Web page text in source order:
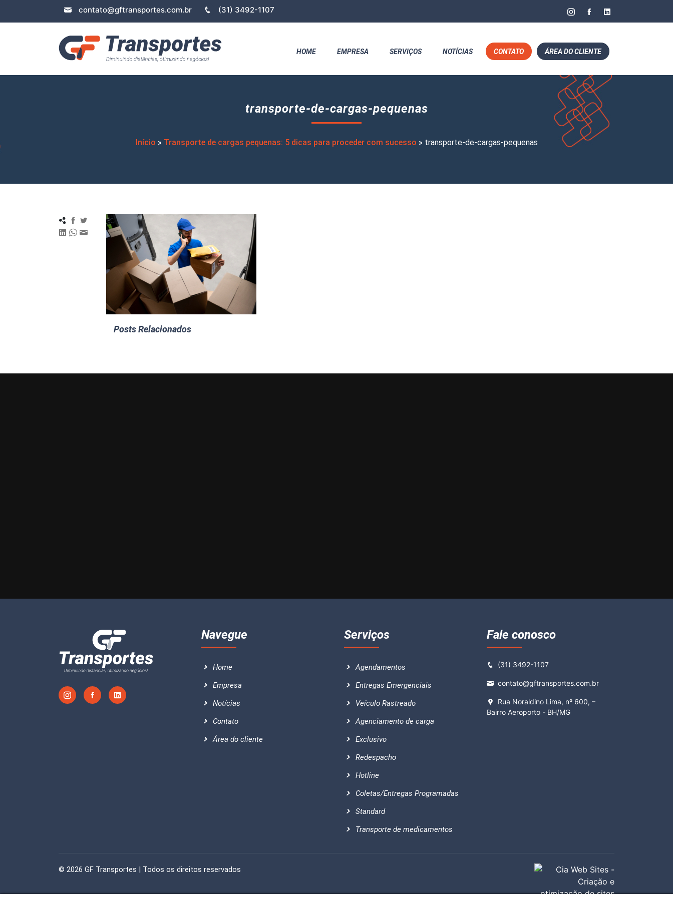
contato@gftransportes.com.br (31) 3492-1107
HOME EMPRESA SERVIÇOS NOTÍCIAS CONTATO ÁREA DO CLIENTE
transporte-de-cargas-pequenas
Início » Transporte de cargas pequenas: 5 dicas para proceder com sucesso » transporte-de-cargas-pequenas
Posts Relacionados
Navegue
Home
Empresa
Notícias
Contato
Área do cliente
Serviços
Agendamentos
Entregas Emergenciais
Veículo Rastreado
Agenciamento de carga
Exclusivo
Redespacho
Hotline
Coletas/Entregas Programadas
Standard
Transporte de medicamentos
Fale conosco
(31) 3492-1107
contato@gftransportes.com.br
Rua Noraldino Lima, nº 600, –
Bairro Aeroporto - BH/MG
© 2026 GF Transportes | Todos os direitos reservados Cia Web Sites -